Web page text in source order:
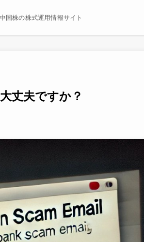
国株の株式運用情報サイト
丈夫ですか？